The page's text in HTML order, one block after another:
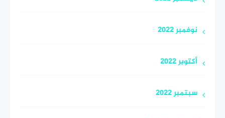
نوفمبر 2022
أكتوبر 2022
سبتمبر 2022